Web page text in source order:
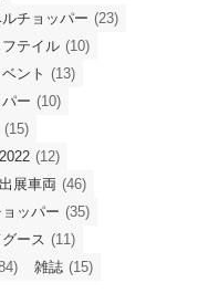
チョッパー (23)
フテイル (10)
ント (13)
ー (10)
(15)
(12)
展車両 (46)
ッパー (35)
ース (11)
雑誌 (15)